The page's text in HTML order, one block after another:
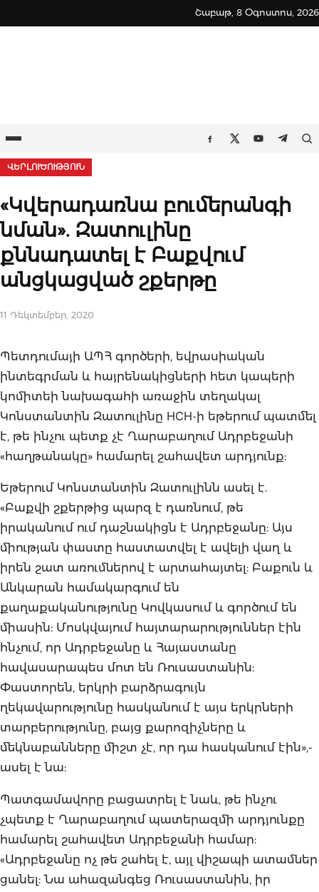
to
Շաբաթ, 8 Օգոստոս, 2026
Ընտրացանկ Facebook
TwitterYoutube
ՎԵՐԼՈՒԾՈՒԹՅՈՒՆ
«Կվերադառնա բումերանգի
նման». Զատուլինը
քննադատել է Բաքվում
անցկացված շքերթը
11 Դեկտեմբեր, 2020
Պետդումայի ԱՊՀ գործերի, եվրասիական
ինտեգրման և հայրենակիցների հետ կապերի
կոմիտեի նախագահի առաջին տեղակալ
Կոնստանտին Զատուլինը НСН-ի եթերում պատմել
է, թե ինչու պետք չէ Ղարաբաղում Ադրբեջանի
«հաղթանակը» համարել շահավետ արդյունք:
Եթերում Կոնստանտին Զատուլինն ասել է.
«Բաքվի շքերթից պարզ է դառնում, թե
իրականում ում դաշնակիցն է Ադրբեջանը: Այս
միության փաստը հաստատվել է ավելի վաղ և
իրեն շատ առումներով է արտահայտել: Բաքուն և
Անկարան համակարգում են
քաղաքականությունը Կովկասում և գործում են
միասին: Մոսկվայում հայտարարություններ էին
հնչում, որ Ադրբեջանը և Հայաստանը
հավասարապես մոտ են Ռուսաստանին:
Փաստորեն, երկրի բարձրագույն
ղեկավարությունը հասկանում է այս երկրների
տարբերությունը, բայց քարոզիչները և
մեկնաբանները միշտ չէ, որ դա հասկանում էին»,-
ասել է նա:
Պատգամավորը բացատրել է նաև, թե ինչու
չպետք է Ղարաբաղում պատերազմի արդյունքը
համարել շահավետ Ադրբեջանի համար:
«Ադրբեջանը ոչ թե շահել է, այլ վիշապի ատամներ
ցանել: Նա ահազանգեց Ռուսաստանին, իր